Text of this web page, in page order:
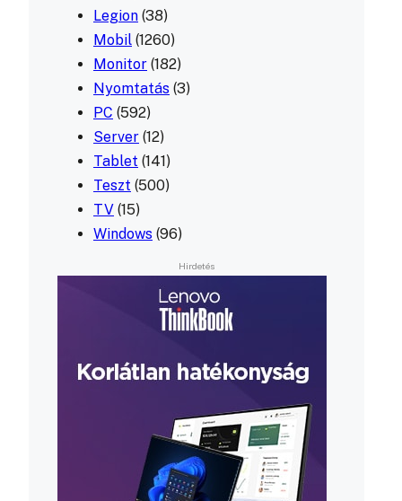
Legion (38)
Mobil (1260)
Monitor (182)
Nyomtatás (3)
PC (592)
Server (12)
Tablet (141)
Teszt (500)
TV (15)
Windows (96)